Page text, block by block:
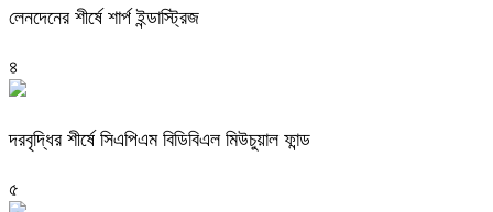
লেনদেনের শীর্ষে শার্প ইন্ডাস্ট্রিজ
৪
দরবৃদ্ধির শীর্ষে সিএপিএম বিডিবিএল মিউচুয়াল ফান্ড
৫